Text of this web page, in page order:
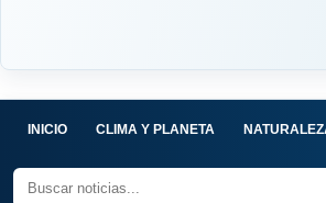
INICIO CLIMA Y PLANETA